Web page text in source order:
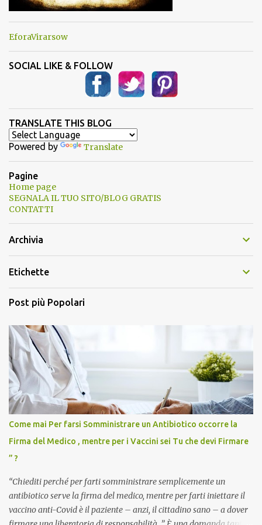
EforaVirarsow
SOCIAL LIKE & FOLLOW
TRANSLATE THIS BLOG
Powered by Translate
Pagine
Home page
SEGNALA IL TUO SITO/BLOG GRATIS
CONTATTI
Archivia
Etichette
Post più Popolari
Come mai Per farsi Somministrare un Antibiotico occorre la
Firma del Medico , mentre per i Vaccini sei Tu che devi Firmare
” ?
“Chiediti perché per farti somministrare semplicemente un
antibiotico serve la firma del medico, mentre per farti iniettare il
vaccino anti-Covid è il paziente – anzi, il cittadino sano – a dover